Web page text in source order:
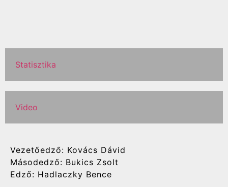
Statisztika
Video
Vezetőedző: Kovács Dávid
Másodedző: Bukics Zsolt
Edző: Hadlaczky Bence